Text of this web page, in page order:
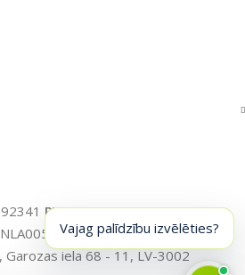
PVN nr:LV43603092341
Banka:SEB AS
Garozas iela 68 - 11, LV-3002
Vajag palīdzību izvēlēties?